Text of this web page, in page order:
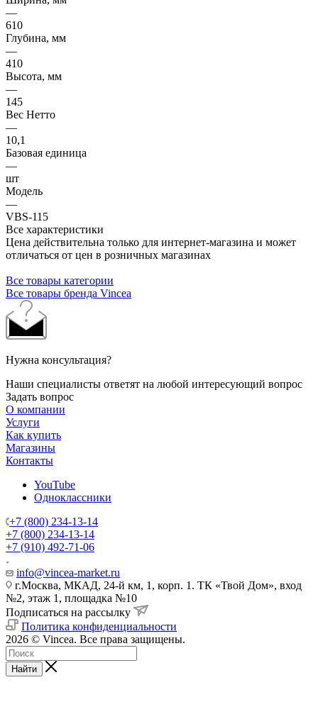
—
610
Глубина, мм
—
410
Высота, мм
—
145
Вес Нетто
—
10,1
Базовая единица
—
шт
Модель
—
VBS-115
Все характеристики
Цена действительна только для интернет-магазина и может
отличаться от цен в розничных магазинах
Все товары категории
Все товары бренда Vincea
Нужна консультация?
Наши специалисты ответят на любой интересующий вопрос
Задать вопрос
О компании
Услуги
Как купить
Магазины
Контакты
YouTube
Одноклассники
+7 (800) 234-13-14
+7 (800) 234-13-14
+7 (910) 492-71-06
info@vincea-market.ru
г.Москва, МКАД, 24-й км, 1, корп. 1. ТК «Твой Дом», вход
№2, этаж 1, площадка №10
Подписаться на рассылку
Политика конфиденциальности
2026 © Vincea. Все права защищены.
Найти